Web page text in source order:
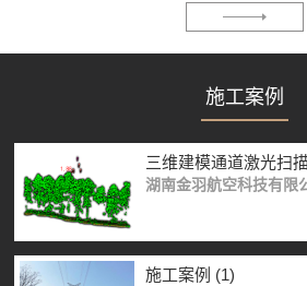
施工案例
三维建模通道激光扫
湖南金羽航空科技有限
施工案例 (1)